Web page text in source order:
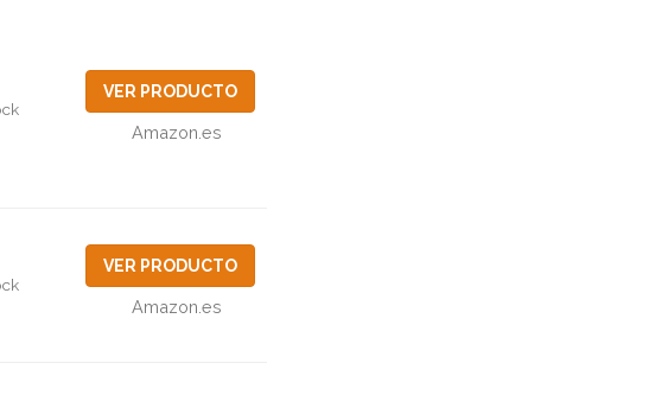
VER PRODUCTO
Amazon.es
VER PRODUCTO
Amazon.es